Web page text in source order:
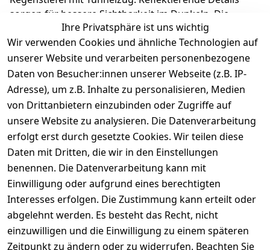
sorgen für bessere Sichtbarkeit im Dunkeln. Die
herausnehmbare Einlage macht es kinderleicht, die
richtige Schuhgröße auszuwählen. Richter
Kinderschuhe - Kids Shoes since 1893.
Produktdetails
Kundenrezensionen
Durchschnittliche Bewertung
0
Basierend auf 0 Bewertung(en)
Bewertung abgeben
5
( 0 )
Ihre Privatsphäre ist uns wichtig
Wir verwenden Cookies und ähnliche Technologien auf
unserer Website und verarbeiten personenbezogene
Daten von Besucher:innen unserer Webseite (z.B. IP-
Adresse), um z.B. Inhalte zu personalisieren, Medien
von Drittanbietern einzubinden oder Zugriffe auf
unsere Website zu analysieren. Die Datenverarbeitung
erfolgt erst durch gesetzte Cookies. Wir teilen diese
Daten mit Dritten, die wir in den Einstellungen
benennen. Die Datenverarbeitung kann mit
Einwilligung oder aufgrund eines berechtigten
Interesses erfolgen. Die Zustimmung kann erteilt oder
abgelehnt werden. Es besteht das Recht, nicht
einzuwilligen und die Einwilligung zu einem späteren
Zeitpunkt zu ändern oder zu widerrufen. Beachten Sie